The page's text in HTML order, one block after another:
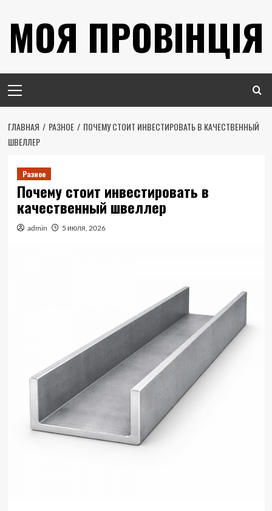
содержимому
МОЯ ПРОВІНЦІЯ
меню
ГЛАВНАЯ РАЗНОЕ
ПОЧЕМУ СТОИТ ИНВЕСТИРОВАТЬ В КАЧЕСТВЕННЫЙ
ШВЕЛЛЕР
Разное
Почему стоит инвестировать в
качественный швеллер
admin 5 июля, 2026